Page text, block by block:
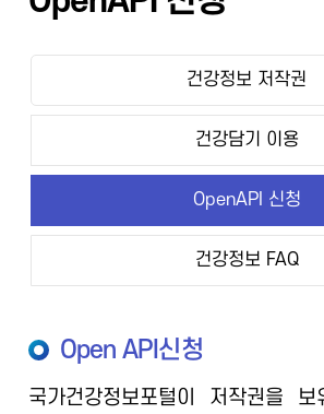
건강정보 저작권
건강담기 이용
OpenAPI 신청
건강정보 FAQ
Open API신청
국가건강정보포털이 저작권을 보